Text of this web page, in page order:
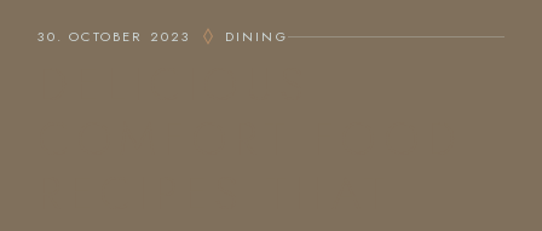
30. OCTOBER 2023 DINING